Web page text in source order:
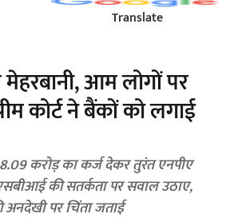
Translate
मेहरबानी, आम लोगों पर
कोर्ट ने बैंकों को लगाई
करोड़ का कर्ज देकर तुरंत एनपीए
की सतर्कता पर सवाल उठाए,
अनदेखी पर चिंता जताई